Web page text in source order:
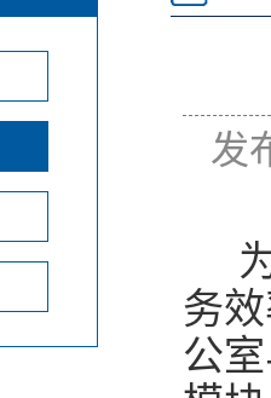
发
务
公